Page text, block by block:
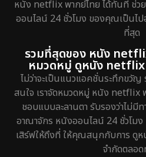
หนัง netflix พากย์ไทย ได้ทันที ช่ว
ออนไลน์ 24 ชั่วโมง ของคุณเป็นไป
ที่สุด
รวมที่สุดของ หนัง
หมวดหมู่ ดูหนัง netflix
ไม่ว่าจะเป็นแนวแอคชั่นระทึกขวั
สนใจ เราจัดหมวดหมู่ หนัง netflix
ชอบแบบละลานตา รับรองว่าไม่มี
อาณาจักร หนังออนไลน์ 24 ชั่วโม
เสิร์ฟให้ถึงที่ ให้คุณสนุกกับการ ดู
จำกัดตลอ